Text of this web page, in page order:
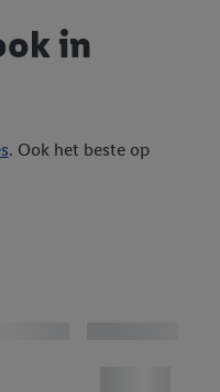
in
. Ook het beste op